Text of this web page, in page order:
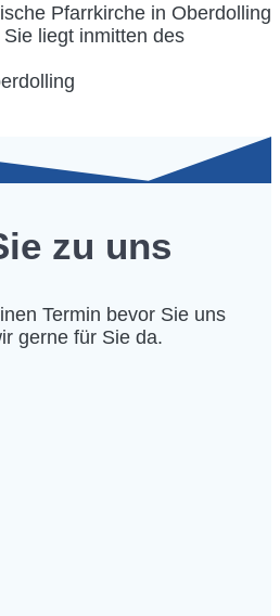
Pfarrkirche in Oberdolling
liegt inmitten des
zu uns
Termin bevor Sie uns
gerne für Sie da.